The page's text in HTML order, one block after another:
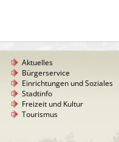
Aktuelles
Bürgerservice
Einrichtungen und Soziales
Stadtinfo
Freizeit und Kultur
Tourismus